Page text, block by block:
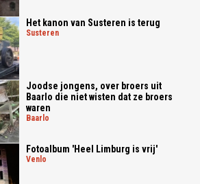
Het kanon van Susteren is terug
susteren
Joodse jongens, over broers uit
Baarlo die niet wisten dat ze broers
waren
baarlo
Fotoalbum 'Heel Limburg is vrij'
venlo